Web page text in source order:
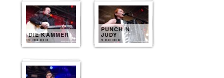
DIE KAMMER
9 BILDER
PUNCH N
JUDY
9 BILDER